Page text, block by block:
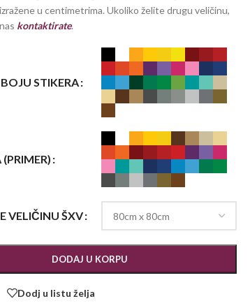
u centimetrima. Ukoliko želite drugu veličinu,
kontaktirate.
STIKERA
VELIČINU ŠXV
DODAJ U KORPU
Dodj u listu želja